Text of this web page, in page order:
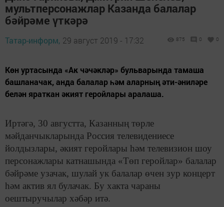
мультперсонажлар Казанда балалар
бәйрәме үткәрә
Татар-информ, 29 август 2019 - 17:32 875 0 0
Көн уртасында «Ак чәчәкләр» бульварында тамаша
башланачак, анда балалар һәм аларның әти-әниләре
белән яраткан әкият геройлары аралаша.
Иртәгә, 30 августта, Казанның төрле
мәйданчыкларында Россия телевидениесе
йолдызлары, әкият геройлары һәм телевизион шоу
персонажлары катнашында «Төп геройлар» балалар
бәйрәме узачак, шулай ук балалар өчен зур концерт
һәм актив ял булачак. Бу хакта чараны
оештыручылар хәбәр итә.